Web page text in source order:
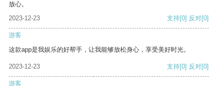
放心。
2023-12-23
支持[0] 反对[0]
游客
这款app是我娱乐的好帮手，让我能够放松身心，享受美好时光。
2023-12-23 支持[0] 反对[0]
游客